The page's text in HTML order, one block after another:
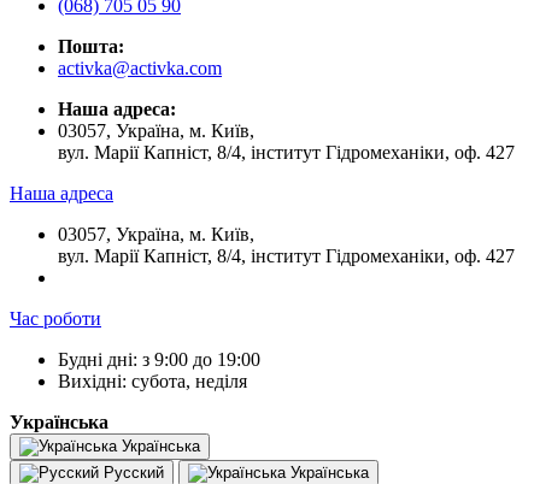
(068) 705 05 90
Пошта:
activka@activka.com
Наша адреса:
03057, Україна, м. Київ,
вул. Марії Капніст, 8/4, інститут Гідромеханіки, оф. 427
Наша адреса
03057, Україна, м. Київ,
вул. Марії Капніст, 8/4, інститут Гідромеханіки, оф. 427
Час роботи
Будні дні: з 9:00 до 19:00
Вихідні: субота, неділя
Українська
Українська
Русский
Українська